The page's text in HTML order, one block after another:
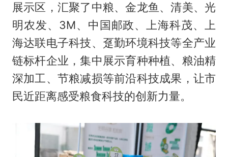
展示区，汇聚了中粮、金龙鱼、清美、光
明农发、3M、中国邮政、上海科茂、上
海达联电子科技、趸勤环境科技等全产业
链标杆企业，集中展示育种种植、粮油精
深加工、节粮减损等前沿科技成果，让市
民近距离感受粮食科技的创新力量。